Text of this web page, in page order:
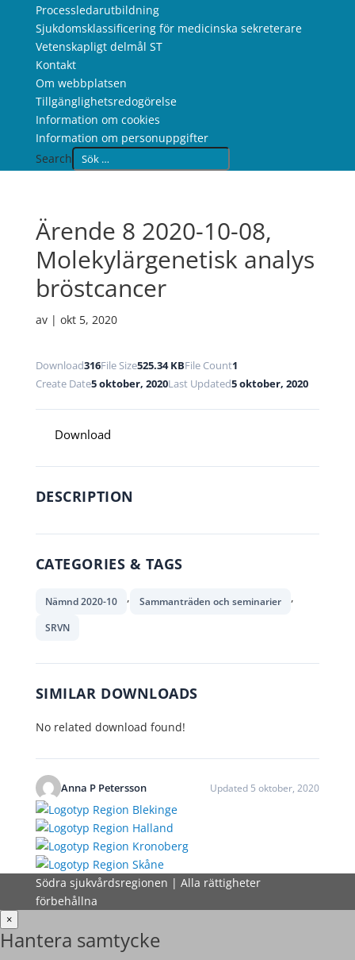
Processledarutbildning
Sjukdomsklassificering för medicinska sekreterare
Vetenskapligt delmål ST
Kontakt
Om webbplatsen
Tillgänglighetsredogörelse
Information om cookies
Information om personuppgifter
Search
Ärende 8 2020-10-08,
Molekylärgenetisk analys
bröstcancer
av | okt 5, 2020
Download316File Size525.34 KBFile Count1
Create Date5 oktober, 2020Last Updated5 oktober, 2020
Download
DESCRIPTION
CATEGORIES & TAGS
Nämnd 2020-10 , Sammanträden och seminarier ,
SRVN
SIMILAR DOWNLOADS
No related download found!
Anna P Petersson Updated 5 oktober, 2020
Södra sjukvårdsregionen | Alla rättigheter
förbehållna
×
Hantera samtycke